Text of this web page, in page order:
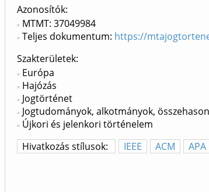
Azonosítók
MTMT: 37049984
Teljes dokumentum: https://
Szakterületek:
Európa
Hajózás
Jogtörténet
Jogtudományok, alkotmányok,
Újkori és jelenkori történelem
Hivatkozás stílusok:
IEEE ACM APA